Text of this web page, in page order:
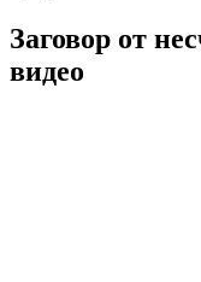
Заговор от
видео